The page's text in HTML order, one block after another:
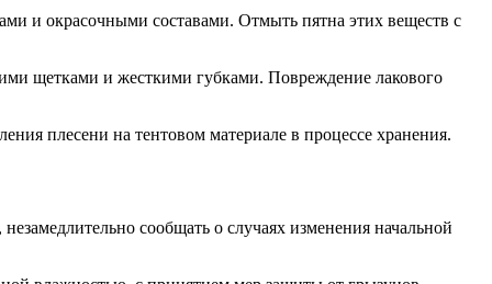
и окрасочными составами. Отмыть пятна этих веществ с
щетками и жесткими губками. Повреждение лакового
плесени на тентовом материале в процессе хранения.
сообщать о случаях изменения начальной